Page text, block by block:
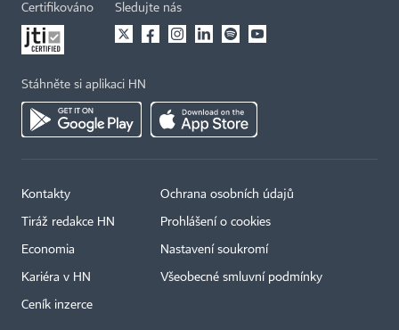
Certifikováno Sledujte nás
Stáhněte si aplikaci HN
Kontakty
Tiráž redakce HN
Economia
Kariéra v HN
Ceník inzerce
Ochrana osobních údajů
Prohlášení o cookies
Nastavení soukromí
Všeobecné smluvní podmínky